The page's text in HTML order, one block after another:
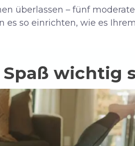
überlassen – fünf
es so einrichten, wie es
wichtig